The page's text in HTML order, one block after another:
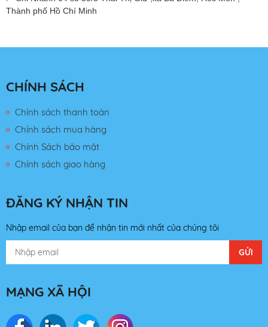
Thành phố Hồ Chí Minh
CHÍNH SÁCH
Chính sách thanh toán
Chính sách mua hàng
Chính Sách bảo mật
Chính sách giao hàng
ĐĂNG KÝ NHẬN TIN
Nhập email của bạn để nhận tin mới nhất của chúng tôi
MẠNG XÃ HỘI